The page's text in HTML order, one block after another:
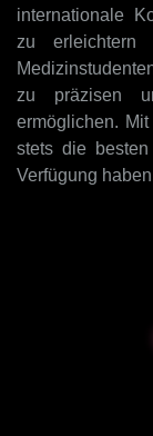
internationale
zu erleichtern
zu präzisen
ermöglichen.
stets die
Verfügung